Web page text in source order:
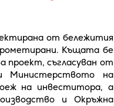
от бележития
Къщата бе
проект, съгласуван от
Министерството на
на инвеститора, а
и Окръжна